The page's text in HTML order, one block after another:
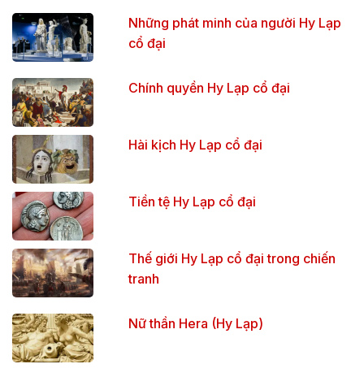
Những phát minh của người Hy Lạp
cổ đại
Chính quyền Hy Lạp cổ đại
Hài kịch Hy Lạp cổ đại
Tiền tệ Hy Lạp cổ đại
Thế giới Hy Lạp cổ đại trong chiến
tranh
Nữ thần Hera (Hy Lạp)